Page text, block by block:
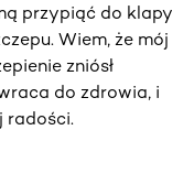
przypiąć do klapy
Wiem, że mój
zniósł
do zdrowia, i
radości.